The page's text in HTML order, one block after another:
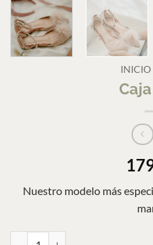
INICIO
Nuestro modelo más